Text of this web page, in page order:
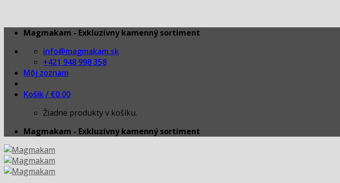
Skip
content
Magmakam - Exkluzívny kamenný sortiment
info@magmakam.sk
+421 948 998 358
Môj zoznam
Košík / €0.00
Žiadne produkty v košíku.
Magmakam - Exkluzívny kamenný sortiment